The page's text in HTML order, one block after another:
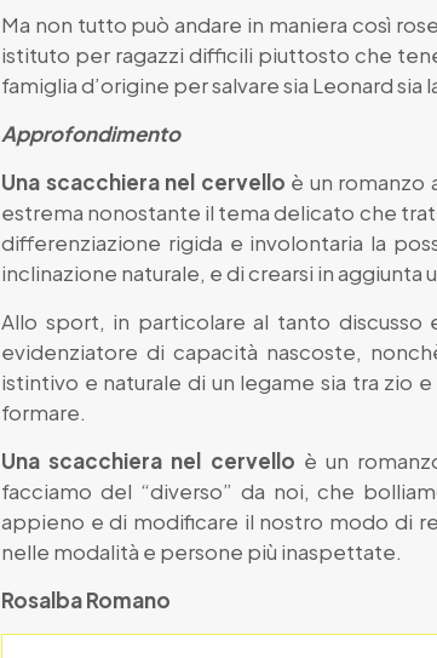
Ma non tutto può andare in maniera così
istituto per ragazzi difficili piuttosto che
famiglia d’origine per salvare sia Leonard sia
Approfondimento
Una scacchiera nel cervello è un romanzo
estrema nonostante il tema delicato che
differenziazione rigida e involontaria la
inclinazione naturale, e di crearsi in aggiunta
Allo sport, in particolare al tanto
evidenziatore di capacità nascoste,
istintivo e naturale di un legame sia tra zio
formare.
Una scacchiera nel cervello è un
facciamo del “diverso” da noi, che
appieno e di modificare il nostro modo di
nelle modalità e persone più inaspettate.
Rosalba Romano